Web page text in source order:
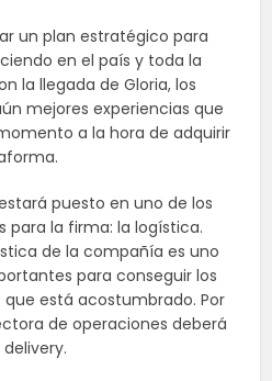
un plan estratégico para
en el país y toda la
la llegada de Gloria, los
mejores experiencias que
a la hora de adquirir
puesto en uno de los
la firma: la logística.
de la compañía es uno
para conseguir los
que está acostumbrado. Por
de operaciones deberá